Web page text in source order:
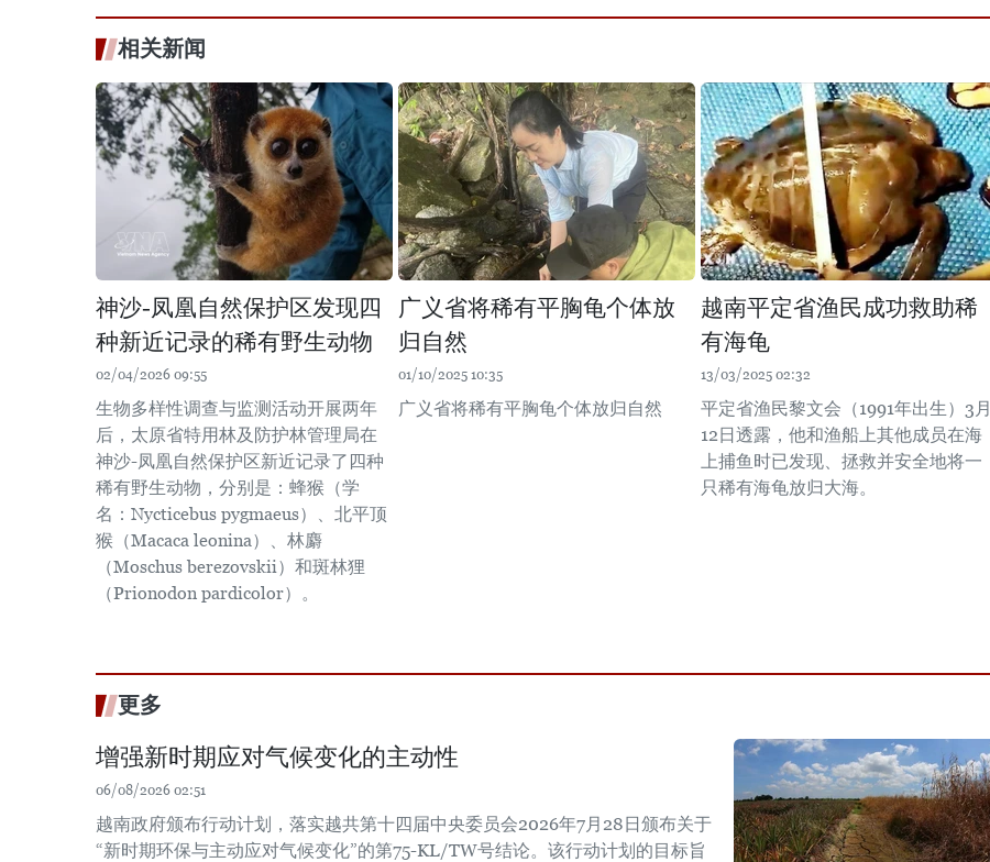
相关新闻
神沙-凤凰自然保护区发现四
种新近记录的稀有野生动物
02/04/2026 09:55
生物多样性调查与监测活动开展两年
后，太原省特用林及防护林管理局在
神沙-凤凰自然保护区新近记录了四种
稀有野生动物，分别是：蜂猴（学
名：Nycticebus pygmaeus）、北平顶
猴（Macaca leonina）、林麝
（Moschus berezovskii）和斑林狸
（Prionodon pardicolor）。
广义省将稀有平胸龟个体放
归自然
01/10/2025 10:35
广义省将稀有平胸龟个体放归自然
越南平定省渔民成功救助稀
有海龟
13/03/2025 02:32
平定省渔民黎文会（1991年出生）3月
12日透露，他和渔船上其他成员在海
上捕鱼时已发现、拯救并安全地将一
只稀有海龟放归大海。
更多
增强新时期应对气候变化的主动性
06/08/2026 02:51
越南政府颁布行动计划，落实越共第十四届中央委员会2026年7月28日颁布关于
“新时期环保与主动应对气候变化”的第75-KL/TW号结论。该行动计划的目标旨